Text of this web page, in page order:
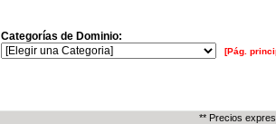
Categorías de Dominio:
[Pág.
** Precios